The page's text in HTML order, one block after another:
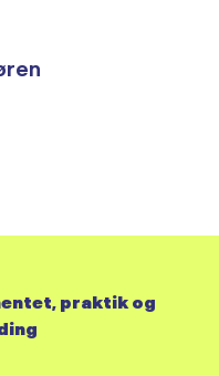
praktik og